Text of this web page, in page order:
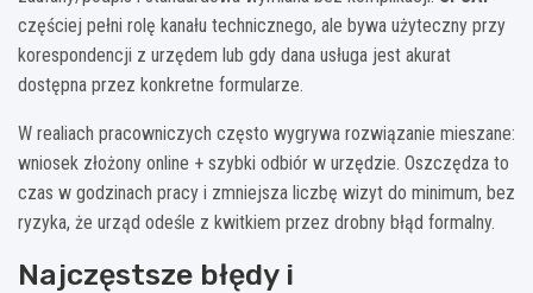
częściej pełni rolę kanału technicznego, ale bywa użyteczny przy
korespondencji z urzędem lub gdy dana usługa jest akurat
dostępna przez konkretne formularze.
W realiach pracowniczych często wygrywa rozwiązanie mieszane:
wniosek złożony online + szybki odbiór w urzędzie. Oszczędza to
czas w godzinach pracy i zmniejsza liczbę wizyt do minimum, bez
ryzyka, że urząd odeśle z kwitkiem przez drobny błąd formalny.
Najczęstsze błędy i